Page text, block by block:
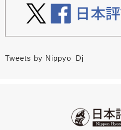
Tweets by Nippyo_Dj